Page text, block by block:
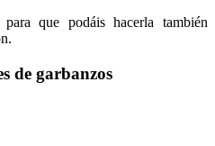
que podáis hacerla también
de garbanzos